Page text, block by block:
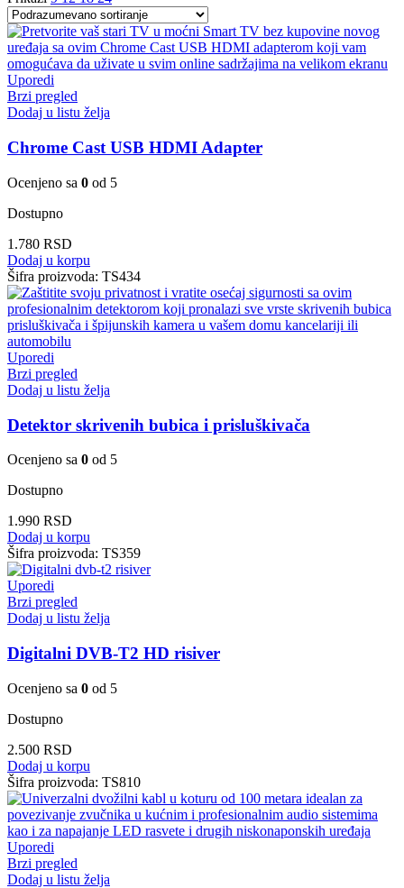
Uporedi
Brzi pregled
Dodaj u listu želja
Chrome Cast USB HDMI Adapter
Ocenjeno sa 0 od 5
Dostupno
1.780 RSD
Dodaj u korpu
Šifra proizvoda: TS434
Uporedi
Brzi pregled
Dodaj u listu želja
Detektor skrivenih bubica i prisluškivača
Ocenjeno sa 0 od 5
Dostupno
1.990 RSD
Dodaj u korpu
Šifra proizvoda: TS359
Uporedi
Brzi pregled
Dodaj u listu želja
Digitalni DVB-T2 HD risiver
Ocenjeno sa 0 od 5
Dostupno
2.500 RSD
Dodaj u korpu
Šifra proizvoda: TS810
Uporedi
Brzi pregled
Dodaj u listu želja